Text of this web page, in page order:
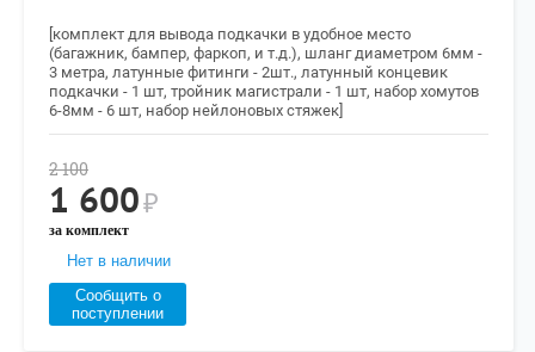
[комплект для вывода подкачки в удобное место
(багажник, бампер, фаркоп, и т.д.), шланг диаметром 6мм -
3 метра, латунные фитинги - 2шт., латунный концевик
подкачки - 1 шт, тройник магистрали - 1 шт, набор хомутов
6-8мм - 6 шт, набор нейлоновых стяжек]
2 100
1 600₽
за комплект
Нет в наличии
Сообщить о
поступлении